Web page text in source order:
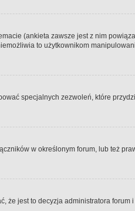
(ankieta zawsze jest z nim
to użytkownikom
specjalnych zezwoleń, które
w określonym forum, lub też
że jest to decyzja administratora